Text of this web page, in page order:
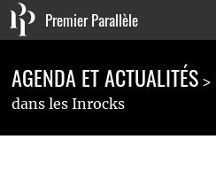
Premier Parallèle
Collection Carnets
Collection Poche
AGENDA ET ACTUALITÉS
dans les Inrocks